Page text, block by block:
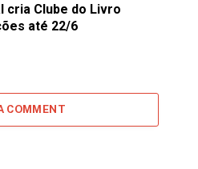
cria Clube do Livro
até 22/6
COMMENT